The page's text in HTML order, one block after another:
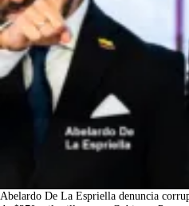
Abelardo De La Espriella denuncia